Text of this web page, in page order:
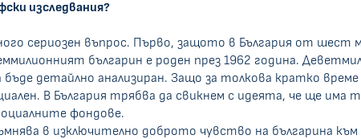
изследвания?
сериозен въпрос. Първо, защото в България от
българин е роден през 1962 година.
бъде детайлно анализиран. Защо за толкова кратко
В България трябва да свикнем с идеята, че ще
фондове.
в изключително доброто чувство на българина